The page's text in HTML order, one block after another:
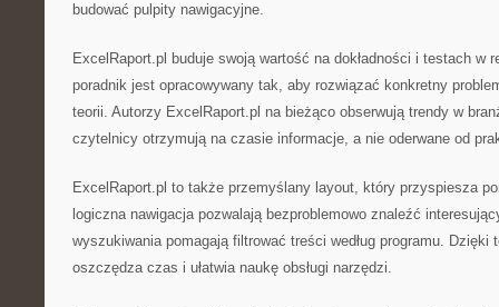
budować pulpity nawigacyjne.
ExcelRaport.pl buduje swoją wartość na dokładności i testach w
poradnik jest opracowywany tak, aby rozwiązać konkretny
teorii. Autorzy ExcelRaport.pl na bieżąco obserwują trendy w
czytelnicy otrzymują na czasie informacje, a nie oderwane od
ExcelRaport.pl to także przemyślany layout, który przyspiesza
logiczna nawigacja pozwalają bezproblemowo znaleźć
wyszukiwania pomagają filtrować treści według programu. Dzięki
oszczędza czas i ułatwia naukę obsługi narzędzi.